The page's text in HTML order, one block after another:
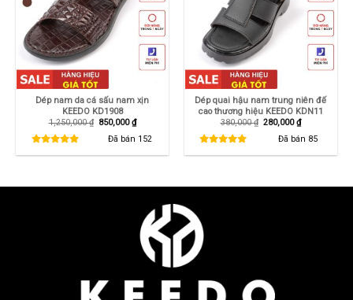
Dép nam da cá sấu nam xịn
KEEDO KD1908
1,250,000₫ Giá
1,250,000 ₫.
850,000₫Giá
hiện
tại
là:
850,000 ₫.
Đã bán 152
Dép quai hậu nam trung niên đế
cao thương hiệu KEEDO KDN11
380,000₫ Giá
380,000 ₫.
280,000₫Giá
hiện
tại
là:
280,000 ₫.
Đã bán 85